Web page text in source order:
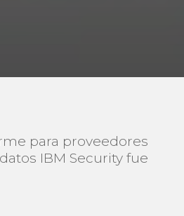
para proveedores
IBM Security fue